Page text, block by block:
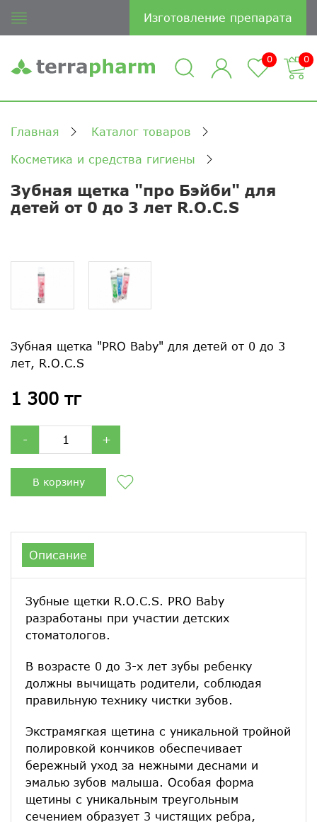
Изготовление препарата
0 0
Главная Каталог товаров
Косметика и средства гигиены
Зубная щетка "про Бэйби" для
детей от 0 до 3 лет R.O.C.S
Зубная щетка "PRO Baby" для детей от 0 до 3
лет, R.O.C.S
1 300 тг
- +
В корзину
Описание
Зубные щетки R.O.C.S. PRO Baby
разработаны при участии детских
стоматологов.
В возрасте 0 до 3-х лет зубы ребенку
должны вычищать родители, соблюдая
правильную технику чистки зубов.
Экстрамягкая щетина с уникальной тройной
полировкой кончиков обеспечивает
бережный уход за нежными деснами и
эмалью зубов малыша. Особая форма
щетины с уникальным треугольным
сечением образует 3 чистящих ребра,